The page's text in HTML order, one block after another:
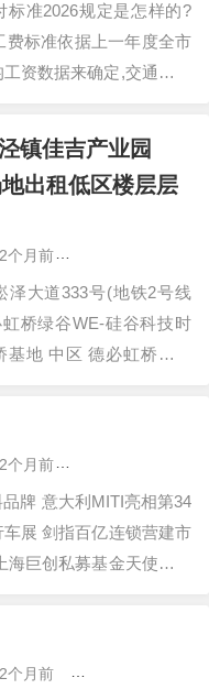
标准2026规定是怎样的?
费标准依据上一年度全市
资数据来确定,交通运输
误工费...... 离婚怎么离
静期?…
镇佳吉产业园
出租低区楼层层
2个月前
泽大道333号(地铁2号线
桥绿谷WE-硅谷科技时
基地 中区 德必虹桥绿谷
2个月前
牌 意大利MITI亮相第34
展 剑指百亿连锁营建市
巨创私募基金天使轮投
2个月前